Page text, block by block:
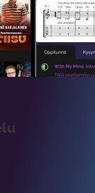
saat koko
viikon ajaksi.